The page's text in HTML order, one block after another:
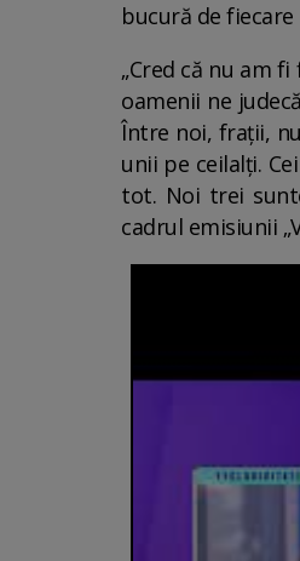
bucură de
„Cred că nu am
oamenii ne
Între noi, frații,
unii pe ceilalți.
tot. Noi trei
cadrul emisiunii